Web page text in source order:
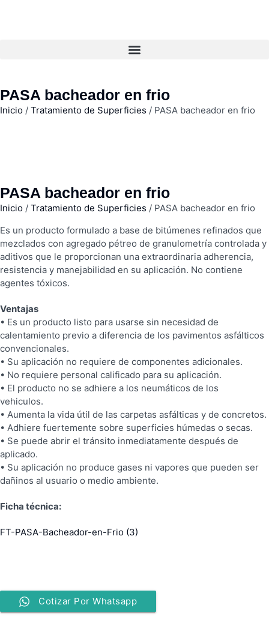
PASA bacheador en frio
Inicio / Tratamiento de Superficies / PASA bacheador en frio
PASA bacheador en frio
Inicio / Tratamiento de Superficies / PASA bacheador en frio
Es un producto formulado a base de bitúmenes refinados que
mezclados con agregado pétreo de granulometría controlada y
aditivos que le proporcionan una extraordinaria adherencia,
resistencia y manejabilidad en su aplicación. No contiene
agentes tóxicos.
Ventajas
• Es un producto listo para usarse sin necesidad de
calentamiento previo a diferencia de los pavimentos asfálticos
convencionales.
• Su aplicación no requiere de componentes adicionales.
• No requiere personal calificado para su aplicación.
• El producto no se adhiere a los neumáticos de los
vehiculos.
• Aumenta la vida útil de las carpetas asfálticas y de concretos.
• Adhiere fuertemente sobre superficies húmedas o secas.
• Se puede abrir el tránsito inmediatamente después de
aplicado.
• Su aplicación no produce gases ni vapores que pueden ser
dañinos al usuario o medio ambiente.
Ficha técnica:
FT-PASA-Bacheador-en-Frio (3)
Cotizar Por Whatsapp